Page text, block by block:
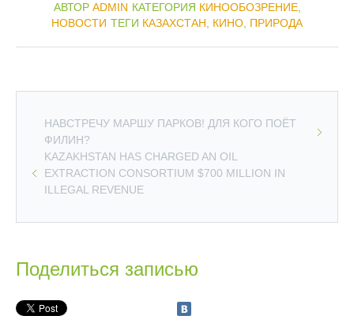
АВТОР ADMIN КАТЕГОРИЯ КИНООБОЗРЕНИЕ,
НОВОСТИ ТЕГИ КАЗАХСТАН КИНО ПРИРОДА
НАВСТРЕЧУ МАРШУ ПАРКОВ! ДЛЯ КОГО ПОЁТ
ФИЛИН?
KAZAKHSTAN HAS CHARGED AN OIL
EXTRACTION CONSORTIUM $700 MILLION IN
ILLEGAL REVENUE
Поделиться записью